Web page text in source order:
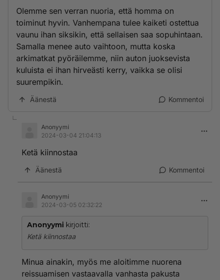
Olemme sen verran nuoria, että homma on
toiminut hyvin. Vanhempana tulee kaiketi ostettua
vaunu ihan siksikin, että sellaisen saa sopuhintaan.
Samalla menee auto vaihtoon, mutta koska
arkimatkat pyöräilemme, niin auton juoksevista
kuluista ei ihan hirveästi kerry, vaikka se olisi
suurempikin.
Äänestä Kommentoi
Anonyymi
2024-03-04 21:04:13
Ketä kiinnostaa
Äänestä Kommentoi
Anonyymi
2024-03-05 02:32:22
Anonyymi kirjoitti:
Ketä kiinnostaa
Minua ainakin, myös me aloitimme nuorena
reissuamisen vastaavalla vanhasta pakusta